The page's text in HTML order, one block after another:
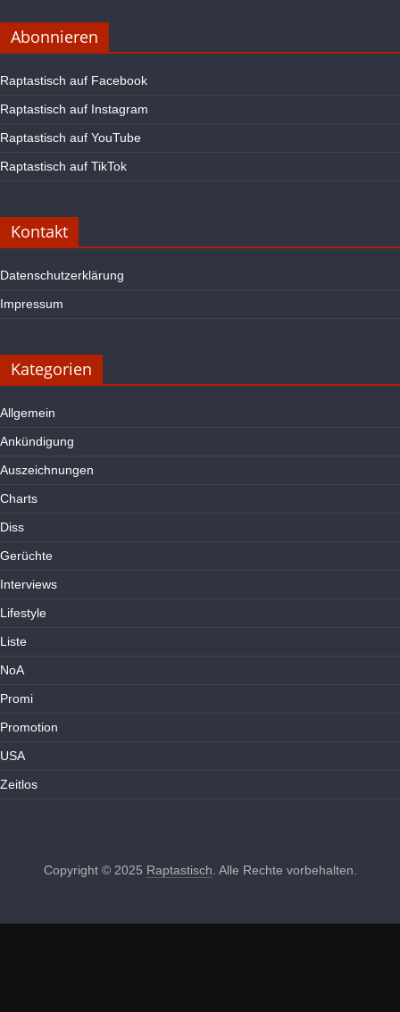
Abonnieren
Raptastisch auf Facebook
Raptastisch auf Instagram
Raptastisch auf YouTube
Raptastisch auf TikTok
Kontakt
Datenschutzerklärung
Impressum
Kategorien
Allgemein
Ankündigung
Auszeichnungen
Charts
Diss
Gerüchte
Interviews
Lifestyle
Liste
NoA
Promi
Promotion
USA
Zeitlos
Copyright © 2025 Raptastisch . Alle Rechte vorbehalten.